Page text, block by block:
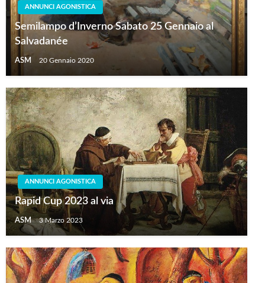
ANNUNCI AGONISTICA
Semilampo d’Inverno Sabato 25 Gennaio al
Salvadanée
ASM 20 Gennaio 2020
ANNUNCI AGONISTICA
Rapid Cup 2023 al via
ASM 3 Marzo 2023